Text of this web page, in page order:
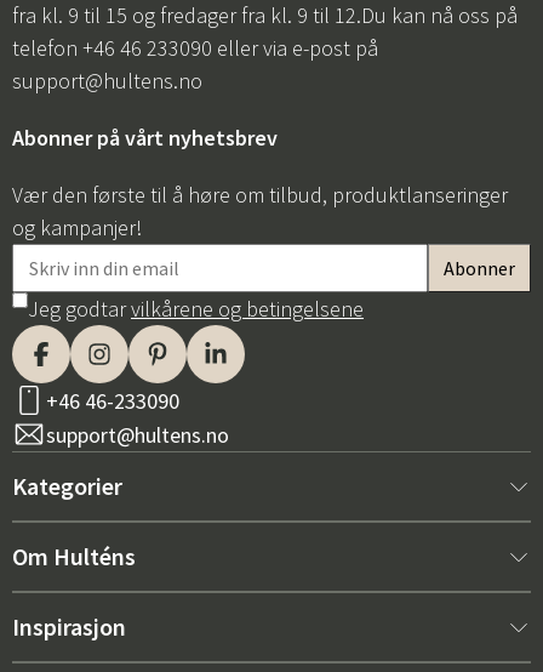
fra kl. 9 til 15 og fredager fra kl. 9 til 12.Du kan nå oss på
telefon +46 46 233090 eller via e-post på
support@hultens.no
Abonner på vårt nyhetsbrev
Vær den første til å høre om tilbud, produktlanseringer
og kampanjer!
Jeg godtarvilkårene og betingelsene
+46 46-233090
support@hultens.no
Kategorier
Nytt hos oss
Innredning
Om Hulténs
Om Hulténs
Inspirasjon